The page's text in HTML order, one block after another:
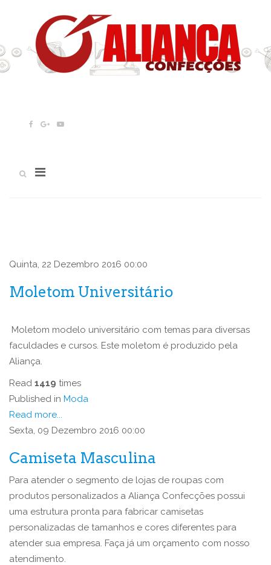
Quinta, 22 Dezembro 2016 00:00
Moletom Universitário
Moletom modelo universitário com temas para diversas
faculdades e cursos. Este moletom é produzido pela
Aliança.
Read 1419 times
Published in Moda
Read more...
Sexta, 09 Dezembro 2016 00:00
Camiseta Masculina
Para atender o segmento de lojas de roupas com
produtos personalizados a Aliança Confecções possui
uma estrutura pronta para fabricar camisetas
personalizadas de tamanhos e cores diferentes para
atender sua empresa. Faça já um orçamento com nosso
atendimento.